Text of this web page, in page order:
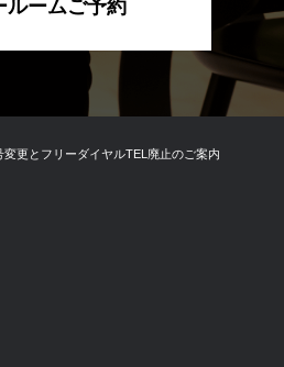
ルームご予約
更とフリーダイヤルTEL廃止のご案内